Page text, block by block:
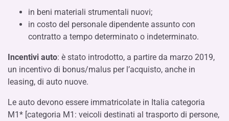
in beni materiali strumentali nuovi;
in costo del personale dipendente assunto con
contratto a tempo determinato o indeterminato.
Incentivi auto: è stato introdotto, a partire da marzo 2019,
un incentivo di bonus/malus per l’acquisto, anche in
leasing, di auto nuove.
Le auto devono essere immatricolate in Italia categoria
M1* [categoria M1: veicoli destinati al trasporto di persone,